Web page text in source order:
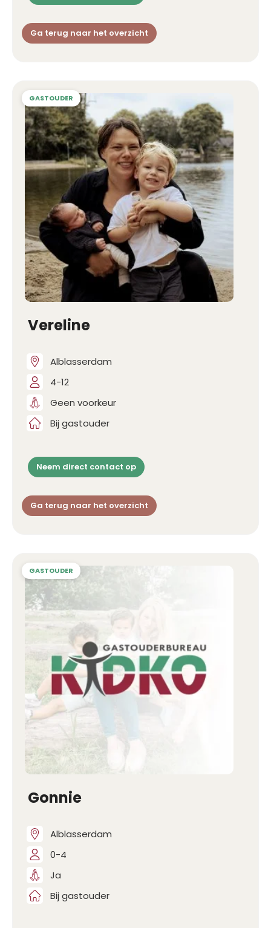
Ga terug naar het overzicht
Vereline
Alblasserdam
4-12
Geen voorkeur
Bij gastouder
Neem direct contact op
Ga terug naar het overzicht
Gonnie
Alblasserdam
0-4
Ja
Bij gastouder